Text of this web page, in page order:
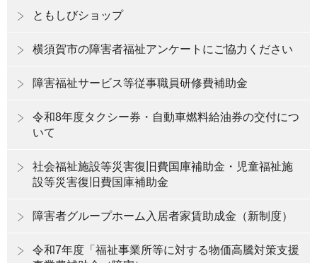
ともしびショップ
横須賀市の障害者福祉アンケートにご協力ください
障害福祉サービス等従事職員研修費補助金
令和8年度タクシー券・自動車燃料給油券の交付につ
いて
社会福祉施設等災害復旧費国庫補助金・児童福祉施
設等災害復旧費国庫補助金
障害者グループホーム入居者家賃助成金（新制度）
令和7年度「福祉事業所等に対する物価高騰対策支援